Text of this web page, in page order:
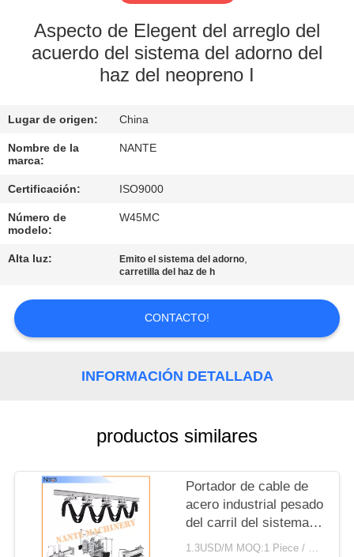
FÁBRICA
DE
CALIDAD
SOLICITAR
COTIZACIÓN
SITIO
PRIVACY
Aspecto de Elegent del arreglo del
acuerdo del sistema del adorno del
haz del neopreno I
Lugar de origen: China
Nombre de la
marca:
NANTE
Certificación: ISO9000
Número de
modelo:
W45MC
Alta luz: Emito el sistema del adorno,
carretilla del haz de h
CONTACTO!
INFORMACIÓN DETALLADA
productos similares
Portador de cable de
acero industrial pesado
del carril del sistema
del adorno del haz de 1.3USD/M MOQ:1 Piece / Pieces